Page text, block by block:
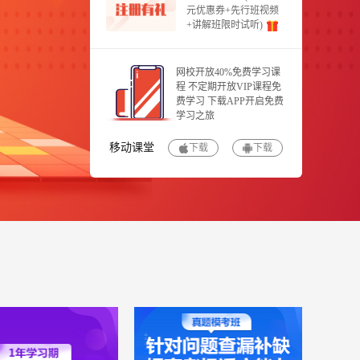
元优惠券+先行班视频
+讲解班限时试听)
网校开放40%免费学习课
程 不定期开放VIP课程免
费学习 下载APP开启免费
学习之旅
移动课堂 下载 下载